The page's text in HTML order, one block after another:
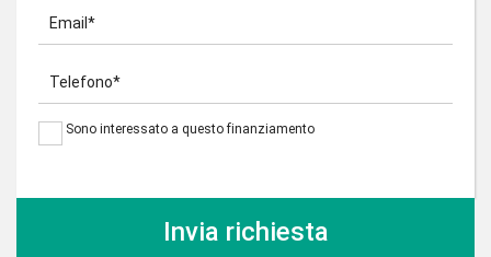
Email*
Telefono*
Sono interessato a questo finanziamento